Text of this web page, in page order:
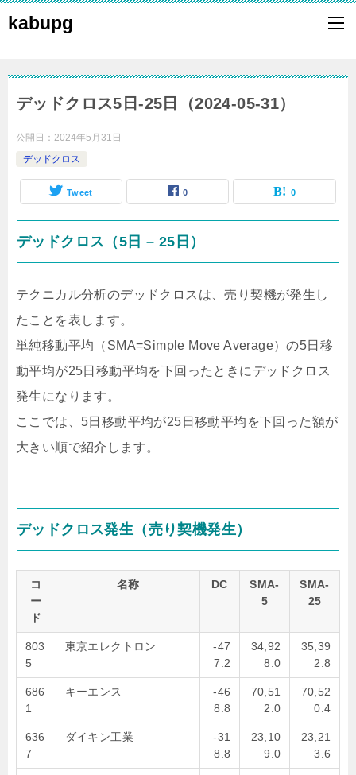
kabupg
デッドクロス5日-25日（2024-05-31）
公開日： 2024年5月31日
デッドクロス
Tweet 0 0
デッドクロス（5日 – 25日）
テクニカル分析のデッドクロスは、売り契機が発生し
たことを表します。
単純移動平均（SMA=Simple Move Average）の5日移
動平均が25日移動平均を下回ったときにデッドクロス
発生になります。
ここでは、5日移動平均が25日移動平均を下回った額が
大きい順で紹介します。
デッドクロス発生（売り契機発生）
コ
ー
ド
名称 DC
SMA-
5
SMA-
25
803
5
東京エレクトロン
-47
7.2
34,92
8.0
35,39
2.8
686
1
キーエンス
-46
8.8
70,51
2.0
70,52
0.4
636
7
ダイキン工業
-31
8.8
23,10
9.0
23,21
3.6